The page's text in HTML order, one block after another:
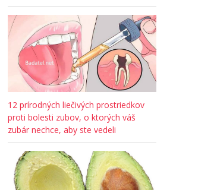
12 prírodných liečivých prostriedkov
proti bolesti zubov, o ktorých váš
zubár nechce, aby ste vedeli